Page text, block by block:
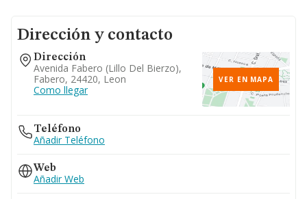
Dirección y contacto
Dirección
Avenida Fabero (lillo Del Bierzo),
Fabero, 24420, Leon
Como llegar
VER EN MAPA
Teléfono
Añadir Teléfono
Web
Añadir Web